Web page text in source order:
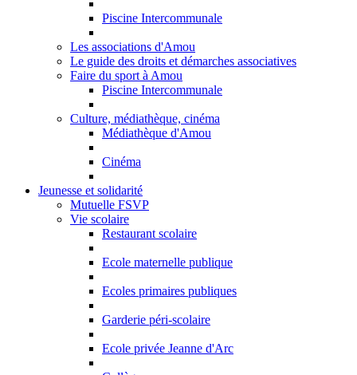
Piscine Intercommunale
Les associations d'Amou
Le guide des droits et démarches associatives
Faire du sport à Amou
Piscine Intercommunale
Culture, médiathèque, cinéma
Médiathèque d'Amou
Cinéma
Jeunesse et solidarité
Mutuelle FSVP
Vie scolaire
Restaurant scolaire
Ecole maternelle publique
Ecoles primaires publiques
Garderie péri-scolaire
Ecole privée Jeanne d'Arc